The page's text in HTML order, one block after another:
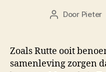
Berichtauteur
Door Pieter
Zoals Rutte ooit
samenleving zorgen